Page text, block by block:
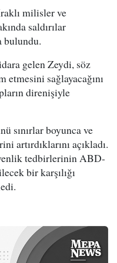
milisler ve
saldırılar
bulundu.
gelen Zeydi, söz
etmesini sağlayacağını
direnişiyle
sınırlar boyunca ve
artırdıklarını açıkladı.
tedbirlerinin ABD-
bir karşılığı